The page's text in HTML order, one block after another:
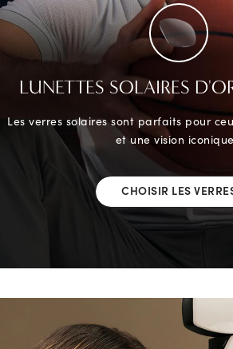
LUNETTES SOLAIRES
Les verres solaires sont parfaits pour
et une vision
CHOISIR LES